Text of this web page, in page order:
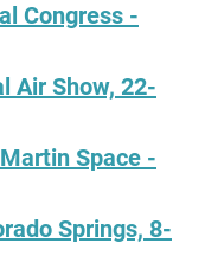
Congress -
Air Show, 22-
Space -
Springs, 8-